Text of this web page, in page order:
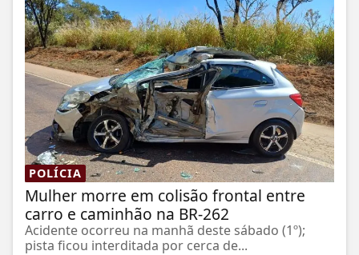
POLÍCIA
Mulher morre em colisão frontal entre
carro e caminhão na BR-262
Acidente ocorreu na manhã deste sábado (1º);
pista ficou interditada por cerca de...